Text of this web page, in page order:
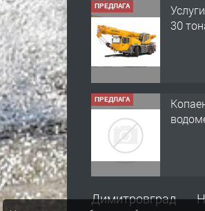
ПРЕДЛАГА
30
ПРЕДЛАГА
Димитровград